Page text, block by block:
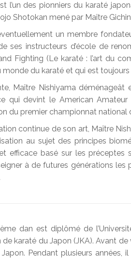
l’un des pionniers du karaté
Shotokan mené par Maître Gichin
un membre
ses instructeurs d’école de
Fighting (Le karaté : l’art du
monde du karaté et qui est
Maître Nishiyama
qui devint le American
du premier championnat
continue de son art, Maître
au sujet des principes
efficace basé sur les préceptes
à de futures générations
dan est diplômé de
de karaté du Japon (JKA). Avant
Pendant plusieurs